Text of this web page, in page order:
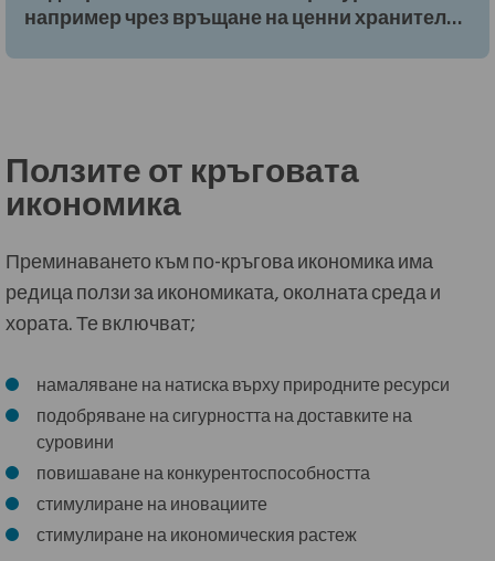
например чрез връщане на ценни хранителни
регенерацията, или чрез използване на
Ползите от кръговата
икономика
Преминаването към по-кръгова икономика има
редица ползи за икономиката, околната среда и
хората. Те включват;
намаляване на натиска върху природните ресурси
подобряване на сигурността на доставките на
суровини
повишаване на конкурентоспособността
стимулиране на иновациите
стимулиране на икономическия растеж